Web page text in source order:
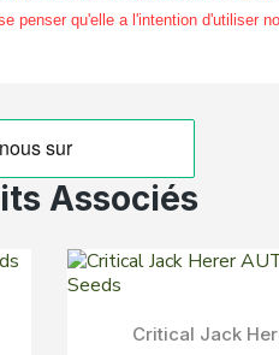
penser qu'elle a l'intention d'utiliser
Associés